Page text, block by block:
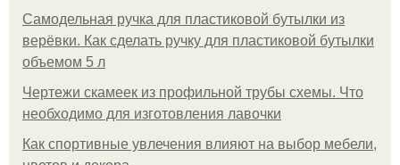
Самодельная ручка для пластиковой бутылки из
верёвки. Как сделать ручку для пластиковой бутылки
объемом 5 л
Чертежи скамеек из профильной трубы схемы. Что
необходимо для изготовления лавочки
Как спортивные увлечения влияют на выбор мебели,